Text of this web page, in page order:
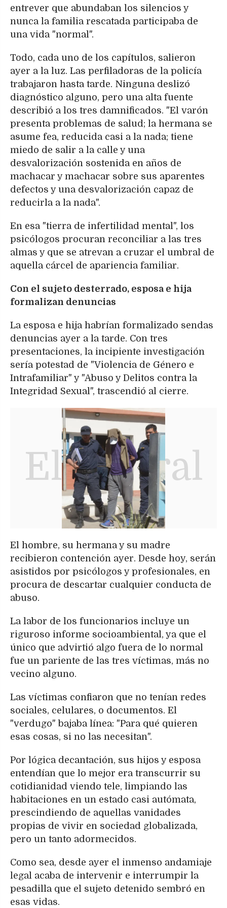
entrever que abundaban los silencios y
nunca la familia rescatada participaba de
una vida "normal".
Todo, cada uno de los capítulos, salieron
ayer a la luz. Las perfiladoras de la policía
trabajaron hasta tarde. Ninguna deslizó
diagnóstico alguno, pero una alta fuente
describió a los tres damnificados. "El varón
presenta problemas de salud; la hermana se
asume fea, reducida casi a la nada; tiene
miedo de salir a la calle y una
desvalorización sostenida en años de
machacar y machacar sobre sus aparentes
defectos y una desvalorización capaz de
reducirla a la nada".
En esa "tierra de infertilidad mental", los
psicólogos procuran reconciliar a las tres
almas y que se atrevan a cruzar el umbral de
aquella cárcel de apariencia familiar.
Con el sujeto desterrado, esposa e hija
formalizan denuncias
La esposa e hija habrían formalizado sendas
denuncias ayer a la tarde. Con tres
presentaciones, la incipiente investigación
sería potestad de "Violencia de Género e
Intrafamiliar" y "Abuso y Delitos contra la
Integridad Sexual", trascendió al cierre.
El hombre, su hermana y su madre
recibieron contención ayer. Desde hoy, serán
asistidos por psicólogos y profesionales, en
procura de descartar cualquier conducta de
abuso.
La labor de los funcionarios incluye un
riguroso informe socioambiental, ya que el
único que advirtió algo fuera de lo normal
fue un pariente de las tres víctimas, más no
vecino alguno.
Las víctimas confiaron que no tenían redes
sociales, celulares, o documentos. El
"verdugo" bajaba línea: "Para qué quieren
esas cosas, si no las necesitan".
Por lógica decantación, sus hijos y esposa
entendían que lo mejor era transcurrir su
cotidianidad viendo tele, limpiando las
habitaciones en un estado casi autómata,
prescindiendo de aquellas vanidades
propias de vivir en sociedad globalizada,
pero un tanto adormecidos.
Como sea, desde ayer el inmenso andamiaje
legal acaba de intervenir e interrumpir la
pesadilla que el sujeto detenido sembró en
esas vidas.